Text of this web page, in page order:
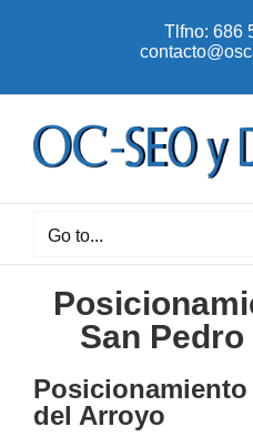
Tlfno: 686
Go to...
San
Posicionamiento
del Arroyo